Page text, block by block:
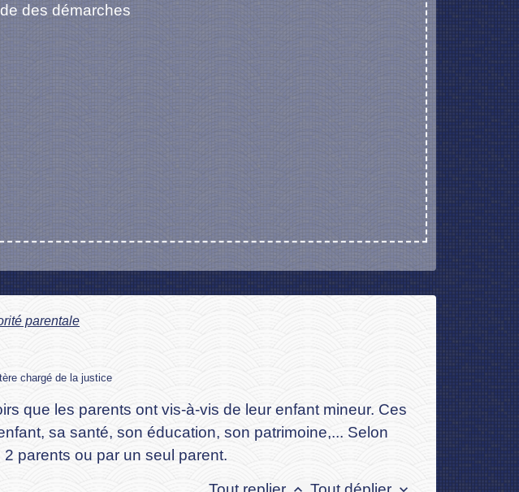
des démarches
parentale
chargé de la justice
que les parents ont vis-à-vis de leur enfant mineur. Ces
sa santé, son éducation, son patrimoine,... Selon
parents ou par un seul parent.